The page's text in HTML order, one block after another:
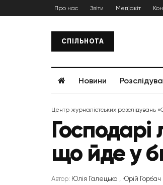
Про нас Звіти Медіакіт
СПІЛЬНОТА
Новини
Центр журналістських розслідувань
що йде у
Автор: Юлія Галецька , Юрій Горбач